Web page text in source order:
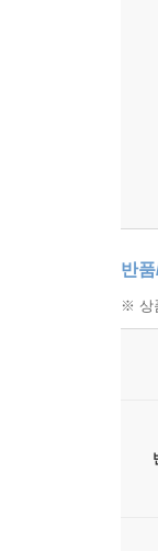
반
※ 상